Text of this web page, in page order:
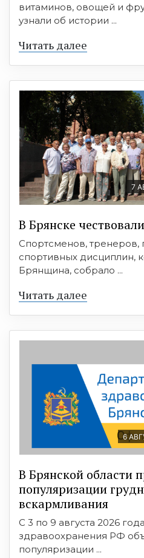
витаминов, овощей и
узнали об истории ...
Читать далее
7
В Брянске
Спортсменов, тренеров,
спортивных дисциплин,
Брянщина, собрало ...
Читать далее
6
В Брянской области
популяризации
вскармливания
С 3 по 9 августа 2026
здравоохранения РФ
популяризации ...